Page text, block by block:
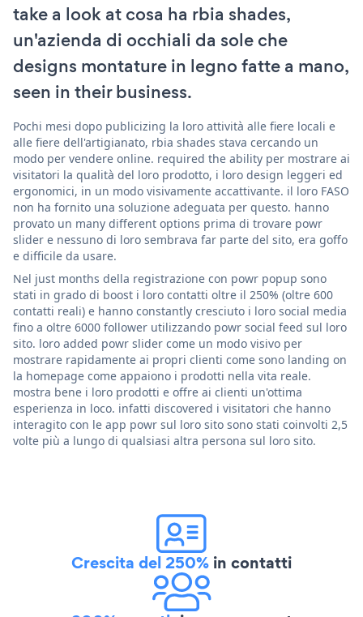
take a look at cosa ha rbia shades,
un'azienda di occhiali da sole che
designs montature in legno fatte a mano,
seen in their business.
Pochi mesi dopo publicizing la loro attività alle fiere locali e
alle fiere dell'artigianato, rbia shades stava cercando un
modo per vendere online. required the ability per mostrare ai
visitatori la qualità del loro prodotto, i loro design leggeri ed
ergonomici, in un modo visivamente accattivante. il loro FASO
non ha fornito una soluzione adeguata per questo. hanno
provato un many different options prima di trovare powr
slider e nessuno di loro sembrava far parte del sito, era goffo
e difficile da usare.
Nel just months della registrazione con powr popup sono
stati in grado di boost i loro contatti oltre il 250% (oltre 600
contatti reali) e hanno constantly cresciuto i loro social media
fino a oltre 6000 follower utilizzando powr social feed sul loro
sito. loro added powr slider come un modo visivo per
mostrare rapidamente ai propri clienti come sono landing on
la homepage come appaiono i prodotti nella vita reale.
mostra bene i loro prodotti e offre ai clienti un'ottima
esperienza in loco. infatti discovered i visitatori che hanno
interagito con le app powr sul loro sito sono stati coinvolti 2,5
volte più a lungo di qualsiasi altra persona sul loro sito.
Crescita del 250% in contatti